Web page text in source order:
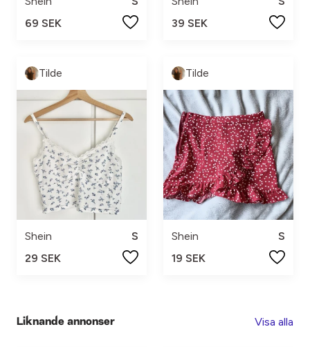
69 SEK
39 SEK
Tilde
Shein
S
29 SEK
Tilde
Shein
S
19 SEK
Liknande annonser Visa alla